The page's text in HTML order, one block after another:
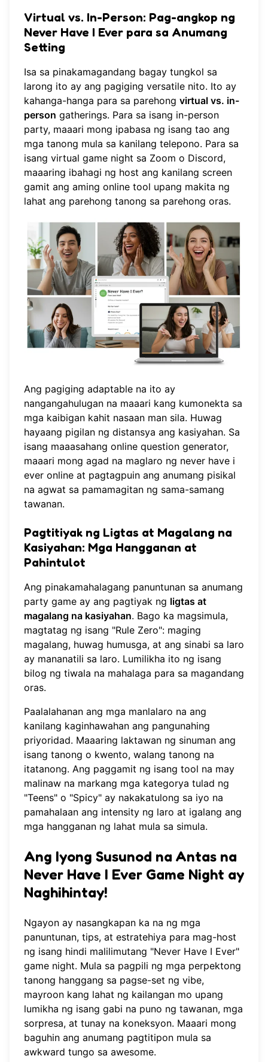
Virtual vs. In-Person: Pag-angkop ng
Never Have I Ever para sa Anumang
Setting
Isa sa pinakamagandang bagay tungkol sa
larong ito ay ang pagiging versatile nito. Ito ay
kahanga-hanga para sa parehong virtual vs. in-
person gatherings. Para sa isang in-person
party, maaari mong ipabasa ng isang tao ang
mga tanong mula sa kanilang telepono. Para sa
isang virtual game night sa Zoom o Discord,
maaaring ibahagi ng host ang kanilang screen
gamit ang aming online tool upang makita ng
lahat ang parehong tanong sa parehong oras.
Ang pagiging adaptable na ito ay
nangangahulugan na maaari kang kumonekta sa
mga kaibigan kahit nasaan man sila. Huwag
hayaang pigilan ng distansya ang kasiyahan. Sa
isang maaasahang online question generator,
maaari mong agad na maglaro ng never have i
ever online at pagtagpuin ang anumang pisikal
na agwat sa pamamagitan ng sama-samang
tawanan.
Pagtitiyak ng Ligtas at Magalang na
Kasiyahan: Mga Hangganan at
Pahintulot
Ang pinakamahalagang panuntunan sa anumang
party game ay ang pagtiyak ng ligtas at
magalang na kasiyahan. Bago ka magsimula,
magtatag ng isang "Rule Zero": maging
magalang, huwag humusga, at ang sinabi sa laro
ay mananatili sa laro. Lumilikha ito ng isang
bilog ng tiwala na mahalaga para sa magandang
oras.
Paalalahanan ang mga manlalaro na ang
kanilang kaginhawahan ang pangunahing
priyoridad. Maaaring laktawan ng sinuman ang
isang tanong o kwento, walang tanong na
itatanong. Ang paggamit ng isang tool na may
malinaw na markang mga kategorya tulad ng
"Teens" o "Spicy" ay nakakatulong sa iyo na
pamahalaan ang intensity ng laro at igalang ang
mga hangganan ng lahat mula sa simula.
Ang Iyong Susunod na Antas na
Never Have I Ever Game Night ay
Naghihintay!
Ngayon ay nasangkapan ka na ng mga
panuntunan, tips, at estratehiya para mag-host
ng isang hindi malilimutang "Never Have I Ever"
game night. Mula sa pagpili ng mga perpektong
tanong hanggang sa pagse-set ng vibe,
mayroon kang lahat ng kailangan mo upang
lumikha ng isang gabi na puno ng tawanan, mga
sorpresa, at tunay na koneksyon. Maaari mong
baguhin ang anumang pagtitipon mula sa
awkward tungo sa awesome.